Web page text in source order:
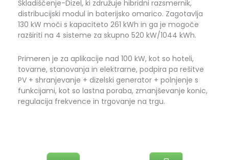
Skladiščenje-Dizel, ki združuje hibridni razsmernik,
distribucijski modul in baterijsko omarico. Zagotavlja
130 kW moči s kapaciteto 261 kWh in ga je mogoče
razširiti na 4 sisteme za skupno 520 kW/1044 kWh.
Primeren je za aplikacije nad 100 kW, kot so hoteli,
tovarne, stanovanja in elektrarne, podpira pa rešitve
PV + shranjevanje + dizelski generator + polnjenje s
funkcijami, kot so lastna poraba, zmanjševanje konic,
regulacija frekvence in trgovanje na trgu.